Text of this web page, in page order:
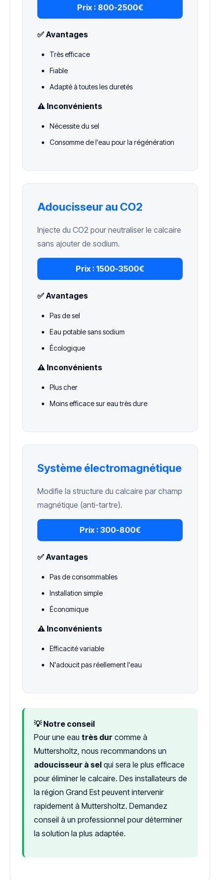
Prix : 800-2500€
✅ Avantages
Très efficace
Fiable
Adapté à toutes les duretés
⚠️ Inconvénients
Nécessite du sel
Consomme de l'eau pour la régénération
Adoucisseur au CO2
Injecte du CO2 pour neutraliser le calcaire
sans ajouter de sodium.
Prix : 1500-3500€
✅ Avantages
Pas de sel
Eau potable sans sodium
Écologique
⚠️ Inconvénients
Plus cher
Moins efficace sur eau très dure
Système électromagnétique
Modifie la structure du calcaire par champ
magnétique (anti-tartre).
Prix : 300-800€
✅ Avantages
Pas de consommables
Installation simple
Économique
⚠️ Inconvénients
Efficacité variable
N'adoucit pas réellement l'eau
💡 Notre conseil
Pour une eau très dur comme à
Muttersholtz, nous recommandons un
adoucisseur à sel qui sera le plus efficace
pour éliminer le calcaire. Des installateurs de
la région Grand Est peuvent intervenir
rapidement à Muttersholtz. Demandez
conseil à un professionnel pour déterminer
la solution la plus adaptée.